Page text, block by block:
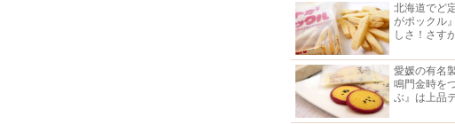
北海道でど
がポックル
しさ！さす
愛媛の有名
鳴門金時を
ぶ』は上品